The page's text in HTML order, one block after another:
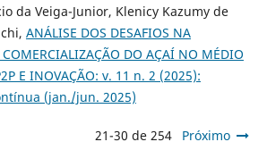
da Veiga-Junior, Klenicy Kazumy de
ANÁLISE DOS DESAFIOS NA
COMERCIALIZAÇÃO DO AÇAÍ NO MÉDIO
E INOVAÇÃO: v. 11 n. 2 (2025):
(jan./jun. 2025)
21-30 de 254 Próximo